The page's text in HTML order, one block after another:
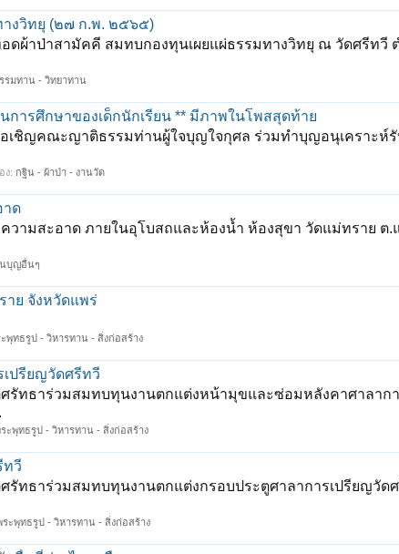
งวิทยุ (๒๗ ก.พ. ๒๕๖๕)
ผ้าป่าสามัคคี สมทบกองทุนเผยแผ่ธรรมทางวิทยุ ณ วัดศรีทวี
รมทาน - วิทยาทาน
การศึกษาของเด็กนักเรียน ** มีภาพในโพสสุดท้าย
อเชิญคณะญาติธรรมท่านผู้ใจบุญใจกุศล ร่วมทำบุญอนุเคราะห์รั
ง: กฐิน - ผ้าป่า - งานวัด
ด
มสะอาด ภายในอุโบสถและห้องน้ำ ห้องสุขา วัดแม่ทราย ต.
นบุญอื่นๆ
ย จังหวัดแพร่
พุทธรูป - วิหารทาน - สิ่งก่อสร้าง
ปรียญวัดศรีทวี
รัทธาร่วมสมทบทุนงานตกแต่งหน้ามุขและซ่อมหลังคาศาลาก
ะพุทธรูป - วิหารทาน - สิ่งก่อสร้าง
ทวี
ทธาร่วมสมทบทุนงานตกแต่งกรอบประตูศาลาการเปรียญวัด
ระพุทธรูป - วิหารทาน - สิ่งก่อสร้าง